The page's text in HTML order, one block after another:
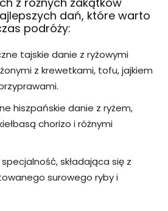
dań, które warto
podróży:
tajskie danie z ryżowymi
z krewetkami, tofu, jajkiem
hiszpańskie danie z ryżem,
chorizo i różnymi
składająca się z
surowego ryby i